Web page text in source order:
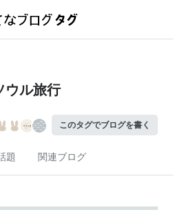
ウル旅行
このタグでブログを書く
題 関連ブログ